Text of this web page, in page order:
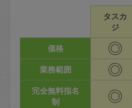
タスカ
ジ
価格
◎
業務範囲 ◎
完全無料指名
制
◎